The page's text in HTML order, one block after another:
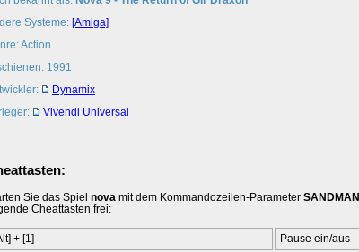
Systeme: [Amiga]
Action
1991
Dynamix
Vivendi Universal
Sie das Spiel nova mit dem Kommandozeilen-Parameter SANDMAN
Cheattasten frei:
+ [1]
Pause ein/aus